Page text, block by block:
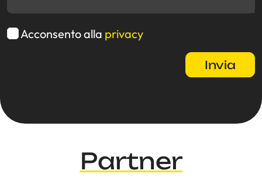
Acconsento alla privacy
Partner